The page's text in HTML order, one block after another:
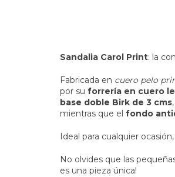
Sandalia Carol Print: la
Fabricada en cuero pelo
por su forrería en cuero
base doble Birk de 3 cms
mientras que el fondo
Ideal para cualquier
No olvides que las
es una pieza única!